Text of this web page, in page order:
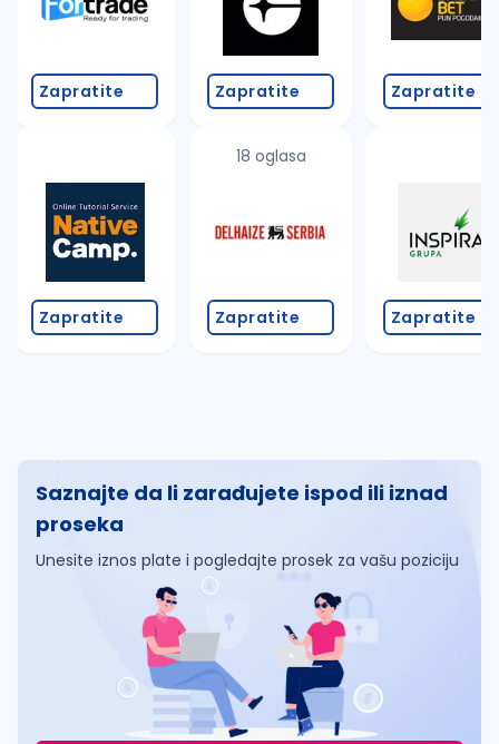
Zapratite
Zapratite
Zapratite
18 oglasa
Zapratite
Zapratite
Zapratite
Saznajte da li zarađujete ispod ili iznad
proseka
Unesite iznos plate i pogledajte prosek za vašu poziciju